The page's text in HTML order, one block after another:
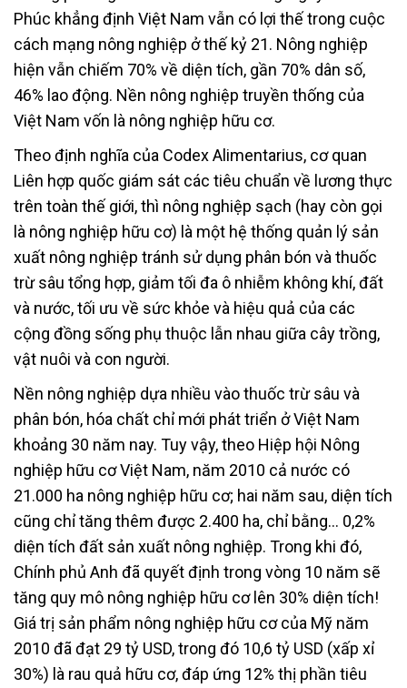
Phúc khẳng định Việt Nam vẫn có lợi thế trong cuộc
cách mạng nông nghiệp ở thế kỷ 21. Nông nghiệp
hiện vẫn chiếm 70% về diện tích, gần 70% dân số,
46% lao động. Nền nông nghiệp truyền thống của
Việt Nam vốn là nông nghiệp hữu cơ.
Theo định nghĩa của Codex Alimentarius, cơ quan
Liên hợp quốc giám sát các tiêu chuẩn về lương thực
trên toàn thế giới, thì nông nghiệp sạch (hay còn gọi
là nông nghiệp hữu cơ) là một hệ thống quản lý sản
xuất nông nghiệp tránh sử dụng phân bón và thuốc
trừ sâu tổng hợp, giảm tối đa ô nhiễm không khí, đất
và nước, tối ưu về sức khỏe và hiệu quả của các
cộng đồng sống phụ thuộc lẫn nhau giữa cây trồng,
vật nuôi và con người.
Nền nông nghiệp dựa nhiều vào thuốc trừ sâu và
phân bón, hóa chất chỉ mới phát triển ở Việt Nam
khoảng 30 năm nay. Tuy vậy, theo Hiệp hội Nông
nghiệp hữu cơ Việt Nam, năm 2010 cả nước có
21.000 ha nông nghiệp hữu cơ; hai năm sau, diện tích
cũng chỉ tăng thêm được 2.400 ha, chỉ bằng… 0,2%
diện tích đất sản xuất nông nghiệp. Trong khi đó,
Chính phủ Anh đã quyết định trong vòng 10 năm sẽ
tăng quy mô nông nghiệp hữu cơ lên 30% diện tích!
Giá trị sản phẩm nông nghiệp hữu cơ của Mỹ năm
2010 đã đạt 29 tỷ USD, trong đó 10,6 tỷ USD (xấp xỉ
30%) là rau quả hữu cơ, đáp ứng 12% thị phần tiêu